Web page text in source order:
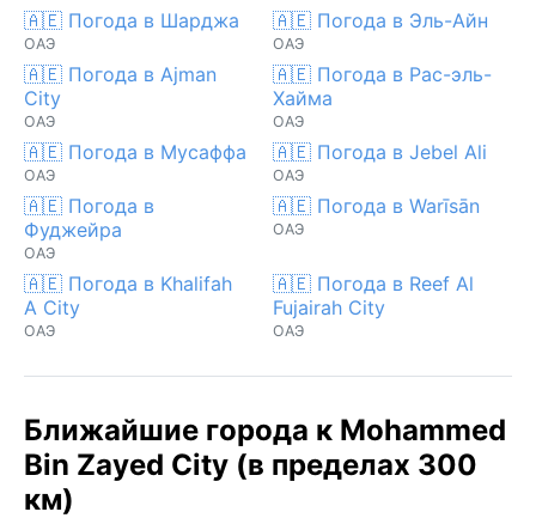
🇦🇪 Погода в Шарджа
ОАЭ
🇦🇪 Погода в Эль-Айн
ОАЭ
🇦🇪 Погода в Ajman
City
ОАЭ
🇦🇪 Погода в Рас-эль-
Хайма
ОАЭ
🇦🇪 Погода в Мусаффа
ОАЭ
🇦🇪 Погода в Jebel Ali
ОАЭ
🇦🇪 Погода в
Фуджейра
ОАЭ
🇦🇪 Погода в Warīsān
ОАЭ
🇦🇪 Погода в Khalifah
A City
ОАЭ
🇦🇪 Погода в Reef Al
Fujairah City
ОАЭ
Ближайшие города к Mohammed
Bin Zayed City (в пределах 300
км)